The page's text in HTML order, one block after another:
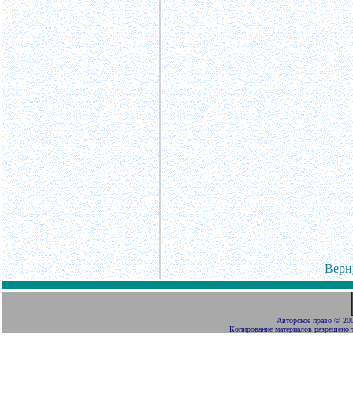
Авторское право ©
Копирование материалов